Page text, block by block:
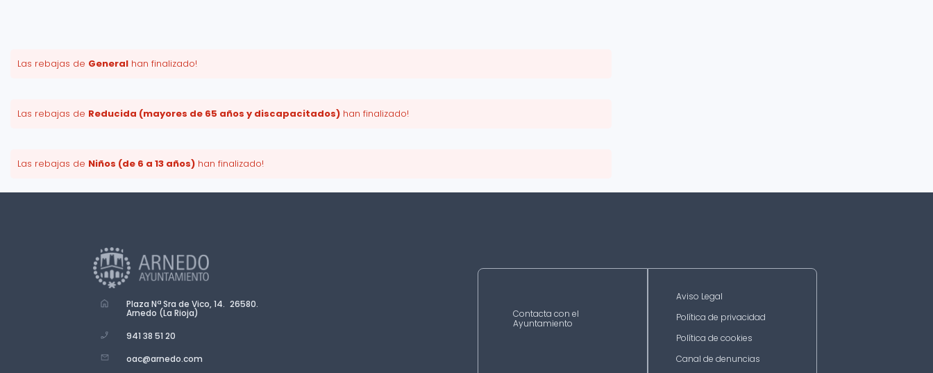
Las rebajas de General han finalizado!
Las rebajas de Reducida (mayores de 65 años y discapacitados) han finalizado!
Las rebajas de Niños (de 6 a 13 años) han finalizado!
Plaza Nª Sra de Vico, 14. 26580.
Arnedo (La Rioja)
941 38 51 20
oac@arnedo.com
Contacta con el
Ayuntamiento
Aviso Legal
Política de privacidad
Política de cookies
Canal de denuncias